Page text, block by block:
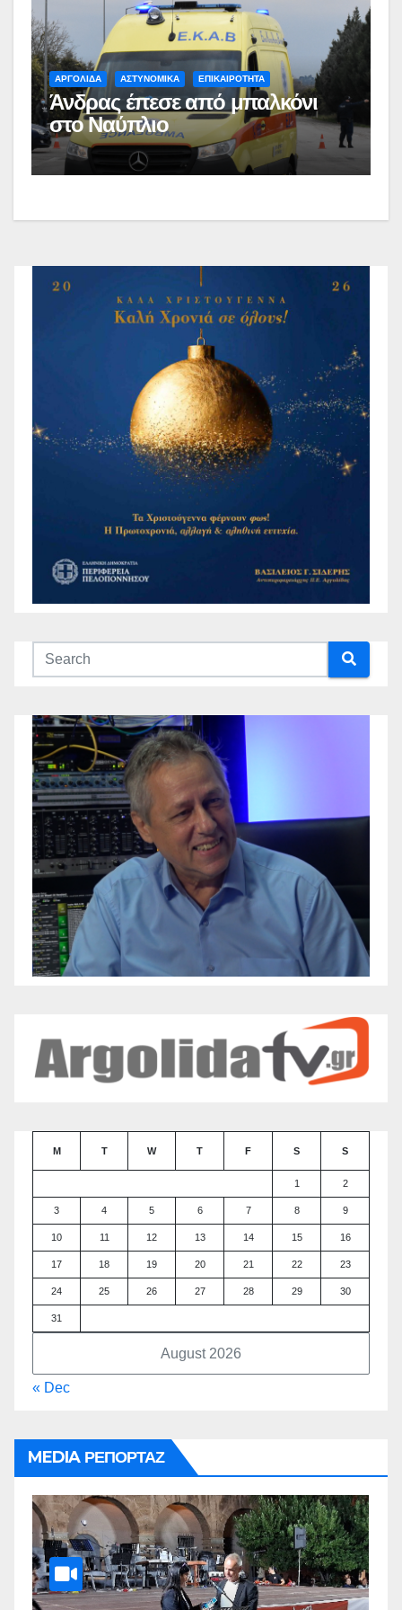
ΑΡΓΟΛΙΔΑ ΑΣΤΥΝΟΜΙΚΑ ΕΠΙΚΑΙΡΟΤΗΤΑ
Άνδρας έπεσε από μπαλκόνι
στο Ναύπλιο
August 2026
M T W T F S S
1 2
3 4 5 6 7 8 9
10 11 12 13 14 15 16
17 18 19 20 21 22 23
24 25 26 27 28 29 30
31
« Dec
MEDIA ΡΕΠΟΡΤΑΖ